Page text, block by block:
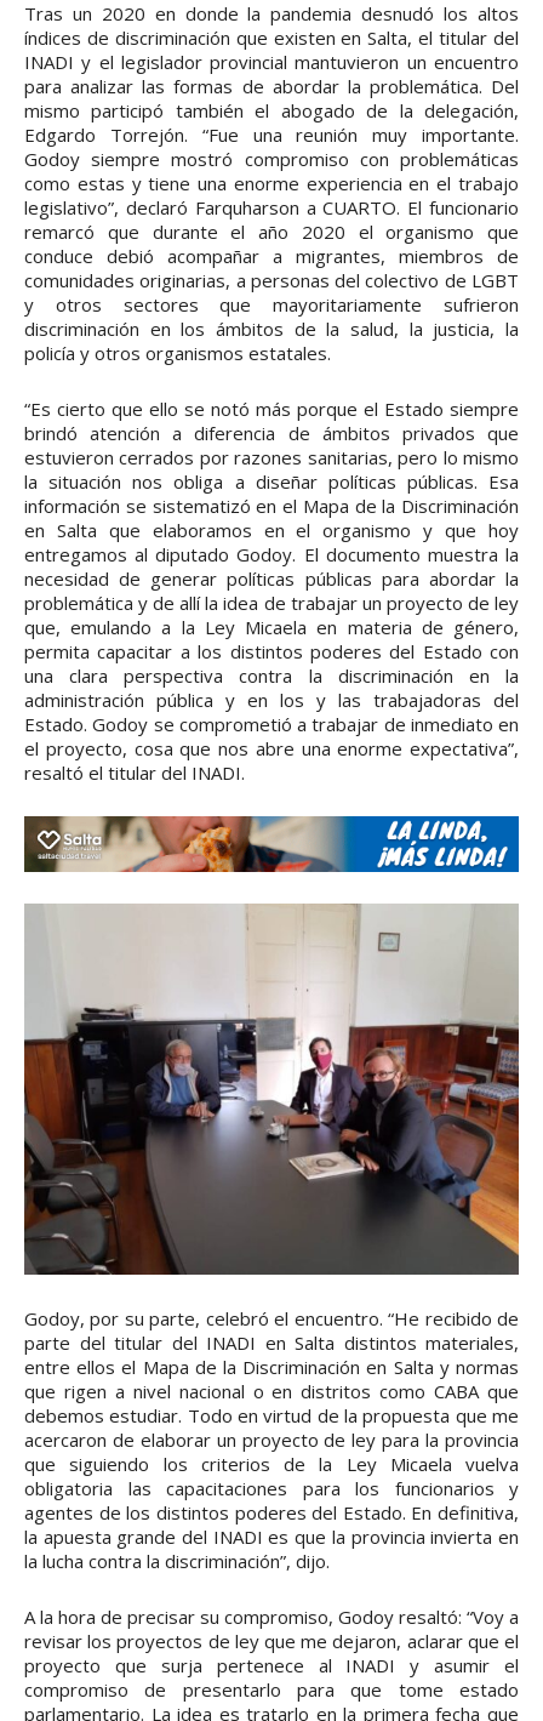
Tras un 2020 en donde la pandemia desnudó los altos
índices de discriminación que existen en Salta, el titular del
INADI y el legislador provincial mantuvieron un encuentro
para analizar las formas de abordar la problemática. Del
mismo participó también el abogado de la delegación,
Edgardo Torrejón. “Fue una reunión muy importante.
Godoy siempre mostró compromiso con problemáticas
como estas y tiene una enorme experiencia en el trabajo
legislativo”, declaró Farquharson a CUARTO. El funcionario
remarcó que durante el año 2020 el organismo que
conduce debió acompañar a migrantes, miembros de
comunidades originarias, a personas del colectivo de LGBT
y otros sectores que mayoritariamente sufrieron
discriminación en los ámbitos de la salud, la justicia, la
policía y otros organismos estatales.
“Es cierto que ello se notó más porque el Estado siempre
brindó atención a diferencia de ámbitos privados que
estuvieron cerrados por razones sanitarias, pero lo mismo
la situación nos obliga a diseñar políticas públicas. Esa
información se sistematizó en el Mapa de la Discriminación
en Salta que elaboramos en el organismo y que hoy
entregamos al diputado Godoy. El documento muestra la
necesidad de generar políticas públicas para abordar la
problemática y de allí la idea de trabajar un proyecto de ley
que, emulando a la Ley Micaela en materia de género,
permita capacitar a los distintos poderes del Estado con
una clara perspectiva contra la discriminación en la
administración pública y en los y las trabajadoras del
Estado. Godoy se comprometió a trabajar de inmediato en
el proyecto, cosa que nos abre una enorme expectativa”,
resaltó el titular del INADI.
Godoy, por su parte, celebró el encuentro. “He recibido de
parte del titular del INADI en Salta distintos materiales,
entre ellos el Mapa de la Discriminación en Salta y normas
que rigen a nivel nacional o en distritos como CABA que
debemos estudiar. Todo en virtud de la propuesta que me
acercaron de elaborar un proyecto de ley para la provincia
que siguiendo los criterios de la Ley Micaela vuelva
obligatoria las capacitaciones para los funcionarios y
agentes de los distintos poderes del Estado. En definitiva,
la apuesta grande del INADI es que la provincia invierta en
la lucha contra la discriminación”, dijo.
A la hora de precisar su compromiso, Godoy resaltó: “Voy a
revisar los proyectos de ley que me dejaron, aclarar que el
proyecto que surja pertenece al INADI y asumir el
compromiso de presentarlo para que tome estado
parlamentario. La idea es tratarlo en la primera fecha que